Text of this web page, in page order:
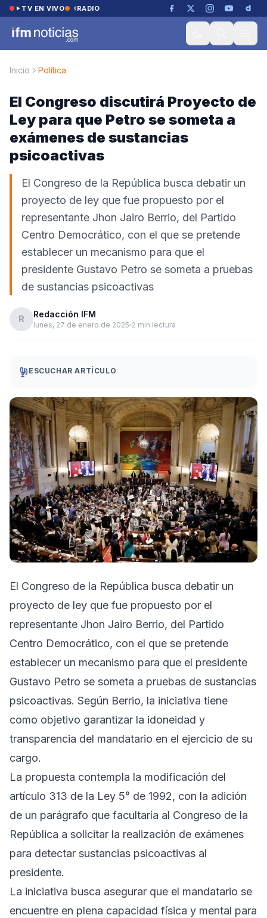
Saltar al contenido
TV EN VIVO RADIO
Inicio Política
El Congreso discutirá Proyecto de
Ley para que Petro se someta a
exámenes de sustancias
psicoactivas
El Congreso de la República busca debatir un
proyecto de ley que fue propuesto por el
representante Jhon Jairo Berrio, del Partido
Centro Democrático, con el que se pretende
establecer un mecanismo para que el
presidente Gustavo Petro se someta a pruebas
de sustancias psicoactivas
R Redacción IFM
lunes, 27 de enero de 2025 2 min lectura
ESCUCHAR ARTÍCULO
El Congreso de la República busca debatir un
proyecto de ley que fue propuesto por el
representante Jhon Jairo Berrio, del Partido
Centro Democrático, con el que se pretende
establecer un mecanismo para que el presidente
Gustavo Petro se someta a pruebas de sustancias
psicoactivas. Según Berrio, la iniciativa tiene
como objetivo garantizar la idoneidad y
transparencia del mandatario en el ejercicio de su
cargo.
La propuesta contempla la modificación del
artículo 313 de la Ley 5° de 1992, con la adición
de un parágrafo que facultaría al Congreso de la
República a solicitar la realización de exámenes
para detectar sustancias psicoactivas al
presidente.
La iniciativa busca asegurar que el mandatario se
encuentre en plena capacidad física y mental para